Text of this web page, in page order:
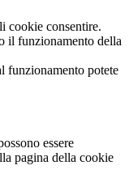
cookie consentire.
il funzionamento della
funzionamento potete
essere
pagina della cookie